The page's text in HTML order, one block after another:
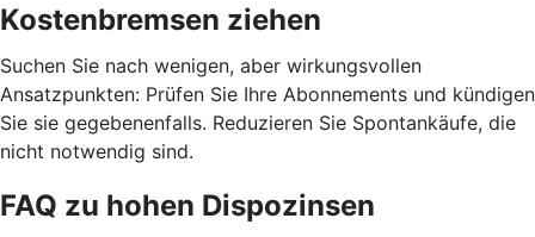
Kostenbremsen ziehen
Suchen Sie nach wenigen, aber wirkungsvollen
Ansatzpunkten: Prüfen Sie Ihre Abonnements und kündigen
Sie sie gegebenenfalls. Reduzieren Sie Spontankäufe, die
nicht notwendig sind.
FAQ zu hohen Dispozinsen